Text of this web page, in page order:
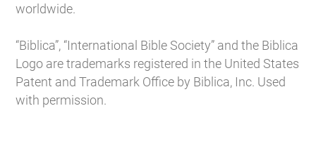
worldwide.
“Biblica”, “International Bible Society” and the Biblica
Logo are trademarks registered in the United States
Patent and Trademark Office by Biblica, Inc. Used
with permission.